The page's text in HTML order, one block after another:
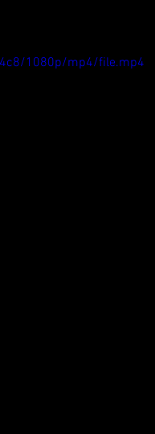
1080p/mp4/file.mp4